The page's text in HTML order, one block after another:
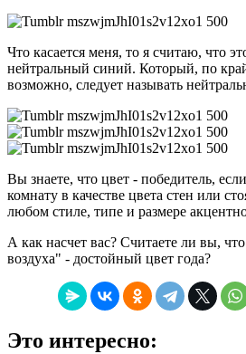
Что касается меня, то я считаю, что
нейтральный синий. Который, по
возможно, следует называть
Вы знаете, что цвет - победитель,
комнату в качестве цвета стен или
любом стиле, типе и размере
А как насчет вас? Считаете ли вы,
воздуха" - достойный цвет года?
Это интересно: